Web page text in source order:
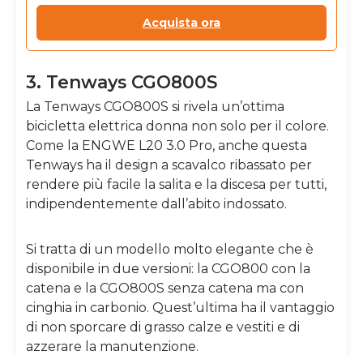
Acquista ora
3. Tenways CGO800S
La Tenways CGO800S si rivela un’ottima
bicicletta elettrica donna non solo per il colore.
Come la ENGWE L20 3.0 Pro, anche questa
Tenways ha il design a scavalco ribassato per
rendere più facile la salita e la discesa per tutti,
indipendentemente dall’abito indossato.
Si tratta di un modello molto elegante che è
disponibile in due versioni: la CGO800 con la
catena e la CGO800S senza catena ma con
cinghia in carbonio. Quest’ultima ha il vantaggio
di non sporcare di grasso calze e vestiti e di
azzerare la manutenzione.